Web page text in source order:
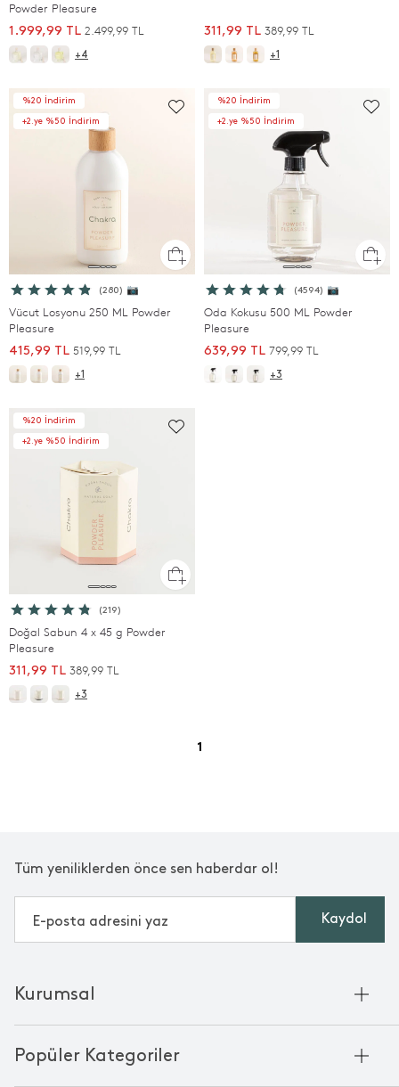
Powder Pleasure
1.999,99 TL 2.499,99 TL
+4
311,99 TL 389,99 TL
+1
%20 İndirim
+2.ye %50 İndirim
(280) 📷
Vücut Losyonu 250 ML Powder
Pleasure
415,99 TL 519,99 TL
+1
%20 İndirim
+2.ye %50 İndirim
(4594) 📷
Oda Kokusu 500 ML Powder
Pleasure
639,99 TL 799,99 TL
+3
%20 İndirim
+2.ye %50 İndirim
(219)
Doğal Sabun 4 x 45 g Powder
Pleasure
311,99 TL 389,99 TL
+3
1
Tüm yeniliklerden önce sen haberdar ol!
Kaydol
Popüler Kategoriler
Kurumsal
Kurumsal Satış